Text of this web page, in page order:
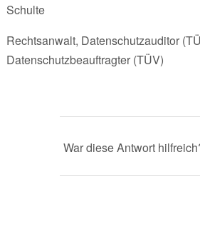
Schulte
Rechtsanwalt, Datenschutzauditor
Datenschutzbeauftragter (TÜV)
War diese Antwort